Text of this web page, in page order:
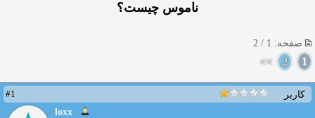
ناموس چیست؟
صفحه: 1 / 2
1
2
>>
کاربر
#1
loxx